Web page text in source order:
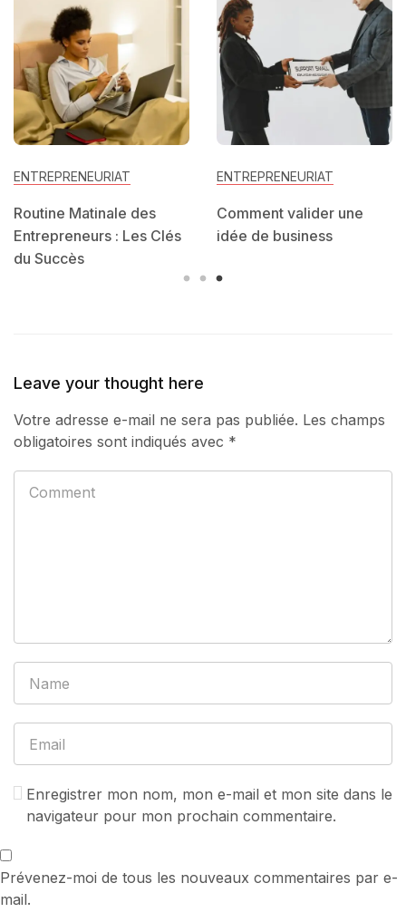
ENTREPRENEURIAT
Comment valider une
idée de business
ENTREPRENEURIAT
Comment lancer un
business en ligne comme
Leave your thought here
Votre adresse e-mail ne sera pas publiée. Les champs
obligatoires sont indiqués avec *
Enregistrer mon nom, mon e-mail et mon site dans le
navigateur pour mon prochain commentaire.
Prévenez-moi de tous les nouveaux commentaires par e-
mail.